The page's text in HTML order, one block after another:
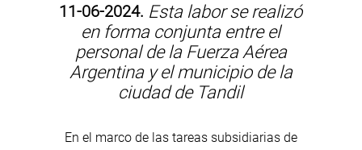
11-06-2024. Esta labor se realizó
en forma conjunta entre el
personal de la Fuerza Aérea
Argentina y el municipio de la
ciudad de Tandil
En el marco de las tareas subsidiarias de